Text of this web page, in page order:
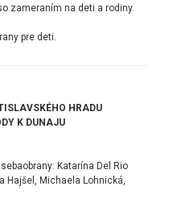
zameraním na deti a rodiny.
pre deti.
HRADU
K DUNAJU
Katarína Del Rio
Hajšel, Michaela Lohnická,